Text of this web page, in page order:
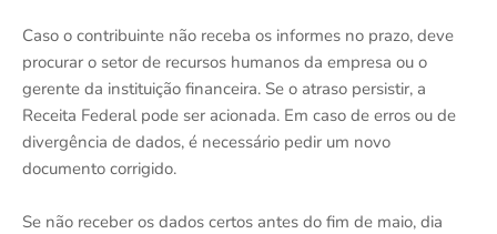
Caso o contribuinte não receba os informes no prazo, deve
procurar o setor de recursos humanos da empresa ou o
gerente da instituição financeira. Se o atraso persistir, a
Receita Federal pode ser acionada. Em caso de erros ou de
divergência de dados, é necessário pedir um novo
documento corrigido.
Se não receber os dados certos antes do fim de maio, dia